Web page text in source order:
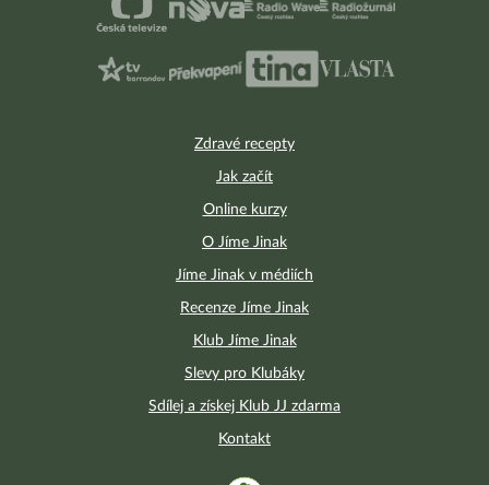
Zdravé recepty
Jak začít
Online kurzy
O Jíme Jinak
Jíme Jinak v médiích
Recenze Jíme Jinak
Klub Jíme Jinak
Slevy pro Klubáky
Sdílej a získej Klub JJ zdarma
Kontakt